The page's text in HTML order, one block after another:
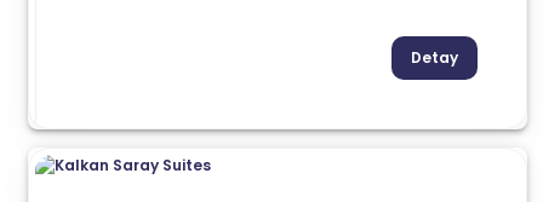
Detay